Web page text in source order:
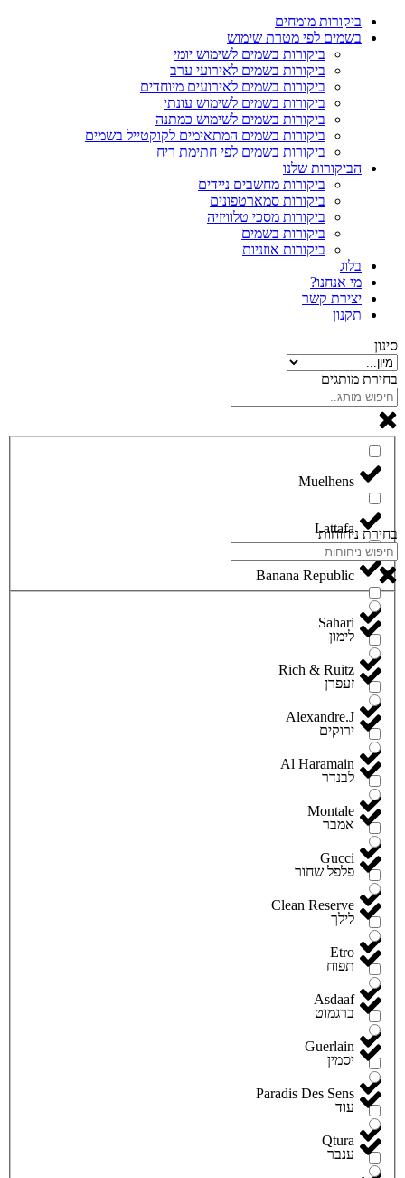
ביקורות מומחים
בשמים לפי מטרת שימוש
ביקורות בשמים לשימוש יומי
ביקורות בשמים לאירועי ערב
ביקורות בשמים לאירועים מיוחדים
ביקורות בשמים לשימוש עונתי
ביקורות בשמים לשימוש כמתנה
ביקורות בשמים המתאימים לקוקטייל בשמים
ביקורות בשמים לפי חתימת ריח
הביקורות שלנו
ביקורות מחשבים ניידים
ביקורות סמארטפונים
ביקורות מסכי טלוויזיה
ביקורות בשמים
ביקורות אוזניות
בלוג
מי אנחנו?
יצירת קשר
תקנון
סינון
בחירת מותגים
Lattafa
Banana Republic
Sahari
Rich & Ruitz
Alexandre.J
Al Haramain
Montale
Gucci
Clean Reserve
Etro
Asdaaf
Guerlain
Paradis Des Sens
Qtura
בחירת ניחוחות
לימון
זעפרן
ירוקים
לבנדר
אמבר
פלפל שחור
לילך
תפוח
ברגמוט
יסמין
עוד
ענבר